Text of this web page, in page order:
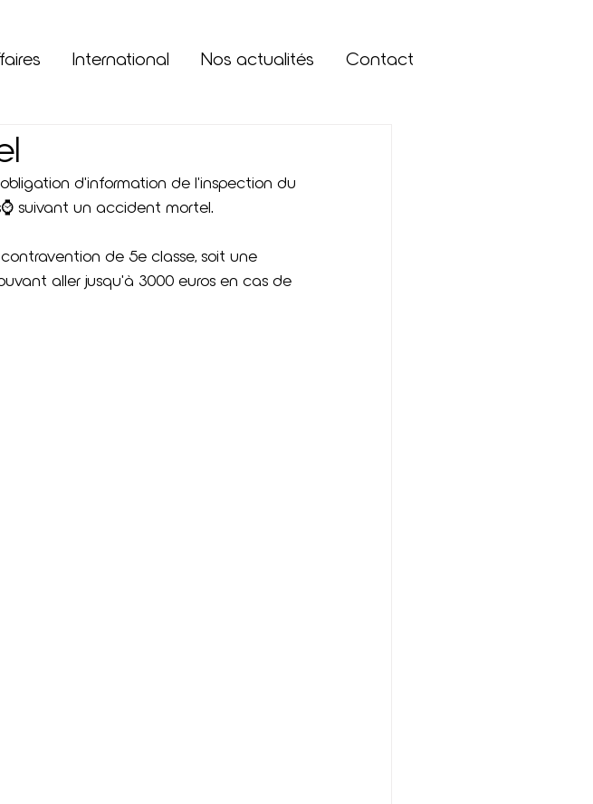
International Nos actualités Contact
d'information de l'inspection du
suivant un accident mortel.
de 5e classe, soit une
aller jusqu'à 3000 euros en cas de